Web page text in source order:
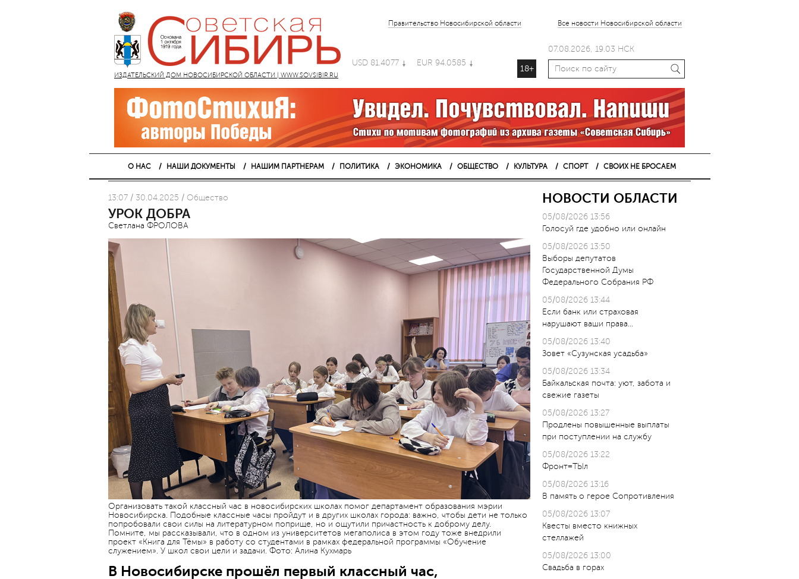
ИЗДАТЕЛЬСКИЙ ДОМ НОВОСИБИРСКОЙ ОБЛАСТИ | WWW.SOVSIBIR.RU
Правительство Новосибирской области Все новости Новосибирской области
USD 81.4077 EUR 94.0585
18+
07.08.2026, 19.03 НСК
О НАС НАШИ ДОКУМЕНТЫ НАШИМ ПАРТНЕРАМ ПОЛИТИКА ЭКОНОМИКА ОБЩЕСТВО КУЛЬТУРА СПОРТ СВОИХ НЕ БРОСАЕМ
13:07 / 30.04.2025 / Общество
УРОК ДОБРА
Светлана ФРОЛОВА
Организовать такой классный час в новосибирских школах помог департамент образования мэрии
Новосибирска. Подобные классные часы пройдут и в других школах города: важно, чтобы дети не только
попробовали свои силы на литературном поприще, но и ощутили причастность к доброму делу.
Помните, мы рассказывали, что в одном из университетов мегаполиса в этом году тоже внедрили
проект «Книга для Тёмы» в работу со студентами в рамках федеральной программы «Обучение
служением». У школ свои цели и задачи. Фото: Алина Кухмарь
В Новосибирске прошёл первый классный час,
НОВОСТИ ОБЛАСТИ
05/08/2026 13:56
Голосуй где удобно или онлайн
05/08/2026 13:50
Выборы депутатов
Государственной Думы
Федерального Собрания РФ
05/08/2026 13:44
Если банк или страховая
нарушают ваши права…
05/08/2026 13:40
Зовет «Сузунская усадьба»
05/08/2026 13:34
Байкальская почта: уют, забота и
свежие газеты
05/08/2026 13:27
Продлены повышенные выплаты
при поступлении на службу
05/08/2026 13:22
Фронт=ТЫл
05/08/2026 13:16
В память о герое Сопротивления
05/08/2026 13:07
Квесты вместо книжных
стеллажей
05/08/2026 13:00
Свадьба в горах